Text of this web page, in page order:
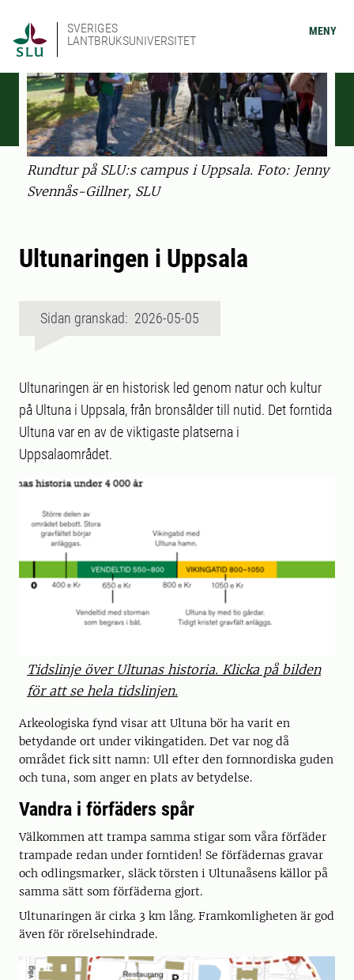
SVERIGES
LANTBRUKSUNIVERSITET
MENY
Rundtur på SLU:s campus i Uppsala. Foto: Jenny
Svennås-Gillner, SLU
Ultunaringen i Uppsala
Sidan granskad: 2026-05-05
Ultunaringen är en historisk led genom natur och kultur
på Ultuna i Uppsala, från bronsålder till nutid. Det forntida
Ultuna var en av de viktigaste platserna i
Uppsalaområdet.
Tidslinje över Ultunas historia. Klicka på bilden
för att se hela tidslinjen.
Arkeologiska fynd visar att Ultuna bör ha varit en
betydande ort under vikingatiden. Det var nog då
området fick sitt namn: Ull efter den fornnordiska guden
och tuna, som anger en plats av betydelse.
Vandra i förfäders spår
Välkommen att trampa samma stigar som våra förfäder
trampade redan under forntiden! Se förfädernas gravar
och odlingsmarker, släck törsten i Ultunaåsens källor på
samma sätt som förfäderna gjort.
Ultunaringen är cirka 3 km lång. Framkomligheten är god
även för rörelsehindrade.